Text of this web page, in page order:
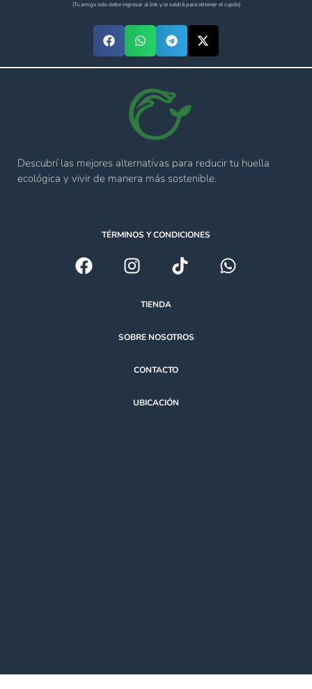
(Tu amigx solo debe ingresar al link y le saldrá para obtener el cupón)
Descubrí las mejores alternativas para reducir tu huella
ecológica y vivir de manera más sostenible.
TÉRMINOS Y CONDICIONES
TIENDA
SOBRE NOSOTROS
CONTACTO
UBICACIÓN